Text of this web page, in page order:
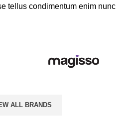
tellus condimentum enim nunc
ALL BRANDS